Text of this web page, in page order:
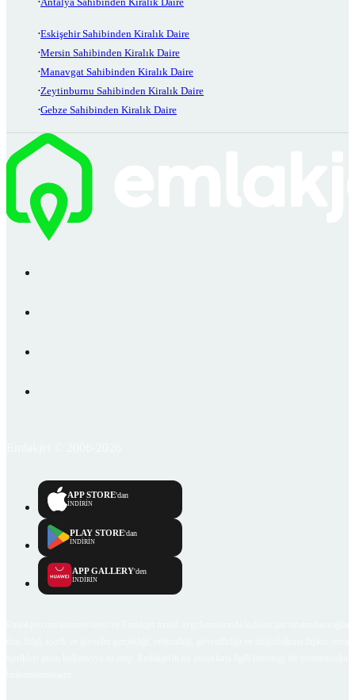
Eskişehir Sahibinden Kiralık Daire
Mersin Sahibinden Kiralık Daire
Manavgat Sahibinden Kiralık Daire
Zeytinburnu Sahibinden Kiralık Daire
Gebze Sahibinden Kiralık Daire
APP STORE'dan
İNDİRİN
PLAY STORE'dan
İNDİRİN
APP GALLERY'den
İNDİRİN